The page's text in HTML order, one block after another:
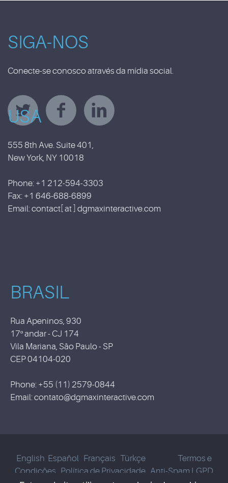
SIGA-NOS
Conecte-se conosco através da mídia social.
USA
555 8th Ave. Suite 401,
New York, NY 10018
Phone: +1 212-594-3303
Fax: +1 646-688-6899
Email: contact[ at ] dgmaxinteractive.com
BRASIL
Rua Apeninos, 930
17º andar - CJ 174
Vila Mariana, São Paulo - SP
CEP 04104-020
Phone: +55 (11) 2579-0844
Email: contato@dgmaxinteractive.com
English Español Français Türkçe
Termos e
Condições Política de Privacidade Anti-Spam LGPD